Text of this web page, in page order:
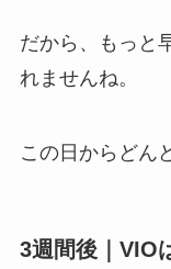
だから、もっと
れませんね。
この日からどん
3週間後｜VIO